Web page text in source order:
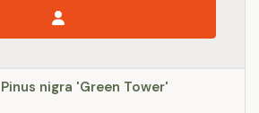
Pinus nigra 'Green Tower'